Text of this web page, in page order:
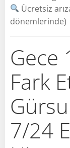
Ücretsiz
dönemlerinde)
Gece
Fark
Gürsu
7/24